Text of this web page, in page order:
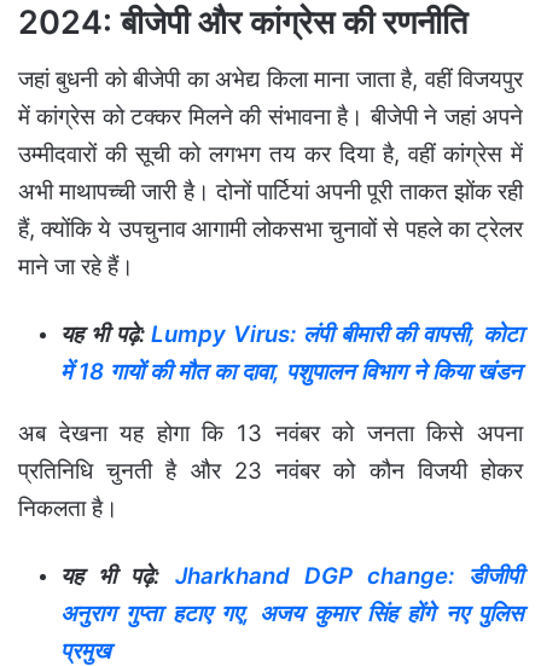
2024: बीजेपी और कांग्रेस की रणनीति
जहां बुधनी को बीजेपी का अभेद्य किला माना जाता है, वहीं विजयपुर
में कांग्रेस को टक्कर मिलने की संभावना है। बीजेपी ने जहां अपने
उम्मीदवारों की सूची को लगभग तय कर दिया है, वहीं कांग्रेस में
अभी माथापच्ची जारी है। दोनों पार्टियां अपनी पूरी ताकत झोंक रही
हैं, क्योंकि ये उपचुनाव आगामी लोकसभा चुनावों से पहले का ट्रेलर
माने जा रहे हैं।
यह भी पढ़े:Lumpy Virus: लंपी बीमारी की वापसी, कोटा
में 18 गायों की मौत का दावा, पशुपालन विभाग ने किया खंडन
अब देखना यह होगा कि 13 नवंबर को जनता किसे अपना
प्रतिनिधि चुनती है और 23 नवंबर को कौन विजयी होकर
निकलता है।
यह भी पढ़े: Jharkhand DGP change: डीजीपी
अनुराग गुप्ता हटाए गए, अजय कुमार सिंह होंगे नए पुलिस
प्रमुख